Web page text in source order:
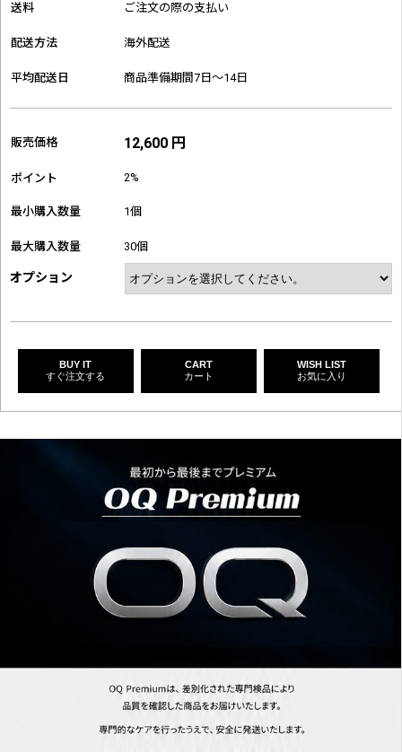
送料 ご注文の際の支払い
配送方法 海外配送
平均配送日 商品準備期間7日～14日
販売価格 12,600 円
ポイント 2%
最小購入数量 1個
最大購入数量 30個
オプション
BUY IT
すぐ注文する
CART
カート
WISH LIST
お気に入り